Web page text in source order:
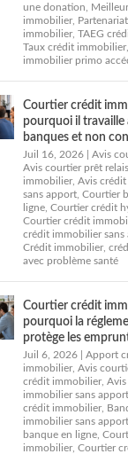
une donation
immobilier
immobilier ,TAEG
Taux crédit immobilier
immobilier primo
Courtier crédit
pourquoi il travaille
banques et non
Juil 16, 2026 |Avis
Avis courtier prêt relais
immobilier ,Avis
sans apport ,Courtier
ligne ,Courtier crédit
Courtier crédit
crédit immobilier sans
Crédit immobilier ,
avec problème santé
Courtier crédit
pourquoi la
protège les
Juil 6, 2026 |Apport
immobilier ,Avis
crédit immobilier ,
immobilier sans apport
crédit immobilier
immobilier sans apport
banque en ligne ,
immobilier ,Courtier